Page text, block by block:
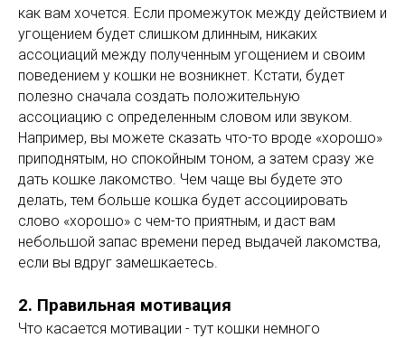
как вам хочется. Если промежуток между действием и
угощением будет слишком длинным, никаких
ассоциаций между полученным угощением и своим
поведением у кошки не возникнет. Кстати, будет
полезно сначала создать положительную
ассоциацию с определенным словом или звуком.
Например, вы можете сказать что-то вроде «хорошо»
приподнятым, но спокойным тоном, а затем сразу же
дать кошке лакомство. Чем чаще вы будете это
делать, тем больше кошка будет ассоциировать
слово «хорошо» с чем-то приятным, и даст вам
небольшой запас времени перед выдачей лакомства,
если вы вдруг замешкаетесь.
2. Правильная мотивация
Что касается мотивации - тут кошки немного